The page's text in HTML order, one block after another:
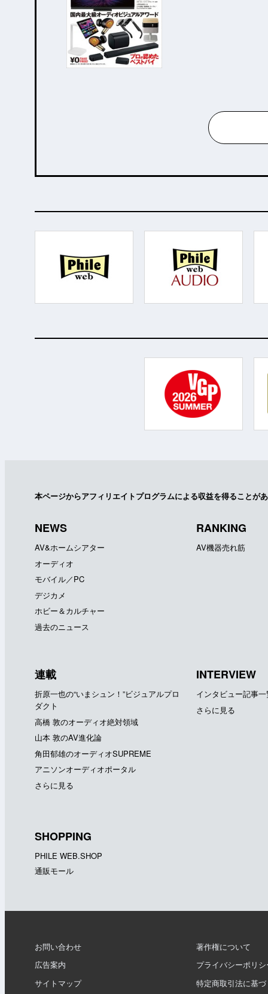
本ページからアフィリエイトプログラムによる収益を得ることが
NEWS
AV&ホームシアター
オーディオ
モバイル／PC
デジカメ
ホビー＆カルチャー
過去のニュース
RANKING
AV機器売れ筋
連載
折原一也の“いまシュン！”ビジュアルプロ
ダクト
高橋 敦のオーディオ絶対領域
山本 敦のAV進化論
角田郁雄のオーディオSUPREME
アニソンオーディオポータル
さらに見る
INTERVIEW
インタビュー記事
さらに見る
SHOPPING
PHILE WEB.SHOP
通販モール
お問い合わせ
広告案内
サイトマップ
著作権について
プライバシーポリ
特定商取引法に基